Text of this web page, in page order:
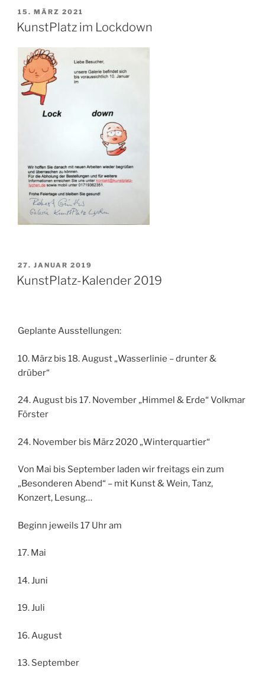
VERÖFFENTLICHT
AM
15. MÄRZ 2021
KunstPlatz im Lockdown
VERÖFFENTLICHT
AM
27. JANUAR 2019
KunstPlatz-Kalender 2019
Geplante Ausstellungen:
10. März bis 18. August „Wasserlinie – drunter &
drüber“
24. August bis 17. November „Himmel & Erde“ Volkmar
Förster
24. November bis März 2020 „Winterquartier“
Von Mai bis September laden wir freitags ein zum
„Besonderen Abend“ – mit Kunst & Wein, Tanz,
Konzert, Lesung…
Beginn jeweils 17 Uhr am
17. Mai
14. Juni
19. Juli
16. August
13. September